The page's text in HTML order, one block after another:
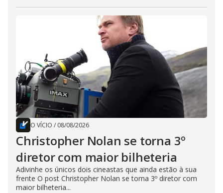
O VÍCIO / 08/08/2026
Christopher Nolan se torna 3º
diretor com maior bilheteria
Adivinhe os únicos dois cineastas que ainda estão à sua
frente O post Christopher Nolan se torna 3º diretor com
maior bilheteria...